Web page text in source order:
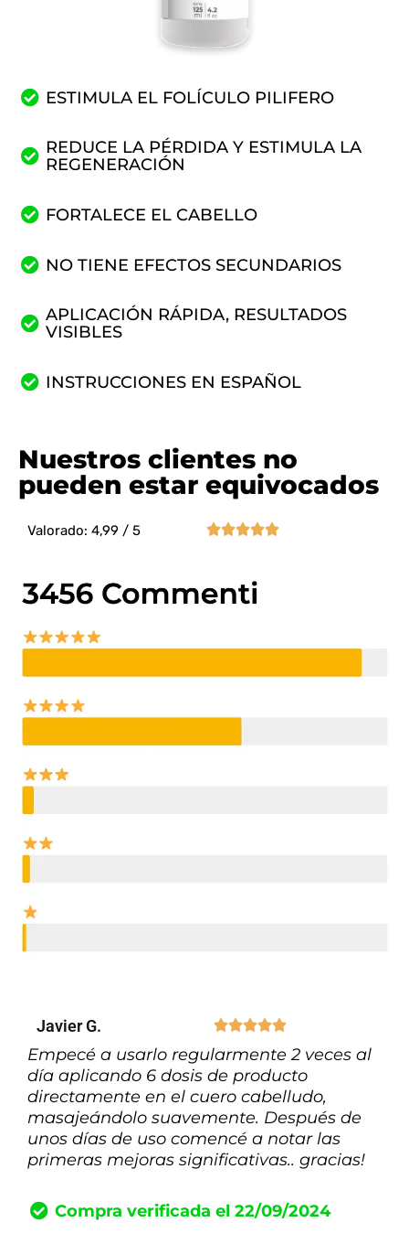
ESTIMULA EL FOLÍCULO PILIFERO
REDUCE LA PÉRDIDA Y ESTIMULA LA
REGENERACIÓN
FORTALECE EL CABELLO
NO TIENE EFECTOS SECUNDARIOS
APLICACIÓN RÁPIDA, RESULTADOS
VISIBLES
INSTRUCCIONES EN ESPAÑOL
Nuestros clientes no
pueden estar equivocados
Valorado: 4,99 / 5 
Javier G. 
Empecé a usarlo regularmente 2 veces al
día aplicando 6 dosis de producto
directamente en el cuero cabelludo,
masajeándolo suavemente. Después de
unos días de uso comencé a notar las
primeras mejoras significativas.. gracias!
Compra verificada el 22/09/2024